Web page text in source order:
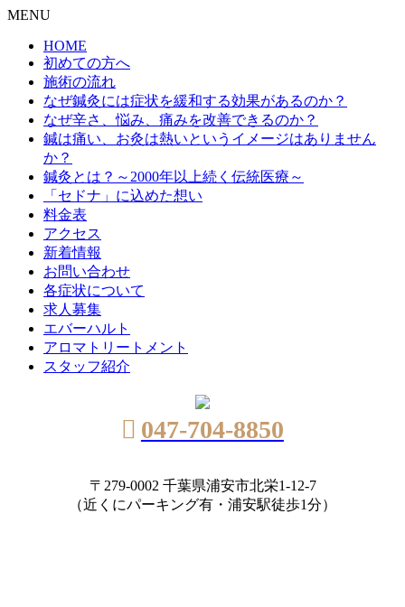
MENU
HOME
初めての方へ
施術の流れ
なぜ鍼灸には症状を緩和する効果があるのか？
なぜ辛さ、悩み、痛みを改善できるのか？
鍼は痛い、お灸は熱いというイメージはありません
か？
鍼灸とは？～2000年以上続く伝統医療～
「セドナ」に込めた想い
料金表
アクセス
新着情報
お問い合わせ
各症状について
求人募集
エバーハルト
アロマトリートメント
スタッフ紹介
047-704-8850
〒279-0002 千葉県浦安市北栄1-12-7
（近くにパーキング有・浦安駅徒歩1分）